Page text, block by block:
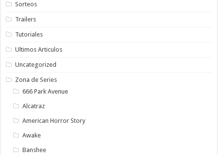
Sorteos
Trailers
Tutoriales
Ultimos Articulos
Uncategorized
Zona de Series
666 Park Avenue
Alcatraz
American Horror Story
Awake
Banshee